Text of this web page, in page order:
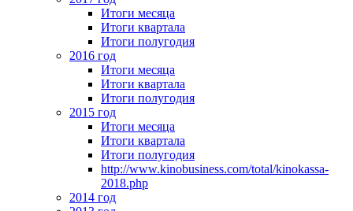
Итоги месяца
Итоги квартала
Итоги полугодия
2016 год
Итоги месяца
Итоги квартала
Итоги полугодия
2015 год
Итоги месяца
Итоги квартала
Итоги полугодия
http://www.kinobusiness.com/total/kinokassa-
2018.php
2014 год